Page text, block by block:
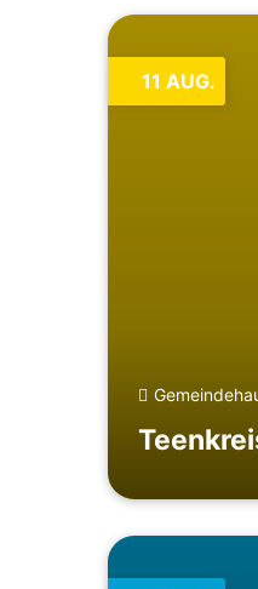
11 AUG.